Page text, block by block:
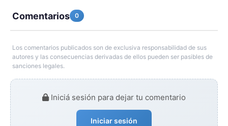
Comentarios 0
Los comentarios publicados son de exclusiva responsabilidad de sus
autores y las consecuencias derivadas de ellos pueden ser pasibles de
sanciones legales.
Iniciá sesión para dejar tu comentario
Iniciar sesión